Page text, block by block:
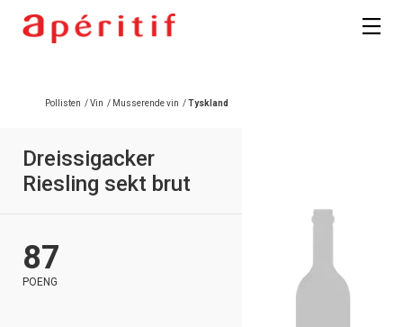
Pollisten /Vin / Musserende vin /Tyskland
Dreissigacker
Riesling sekt brut
87
POENG